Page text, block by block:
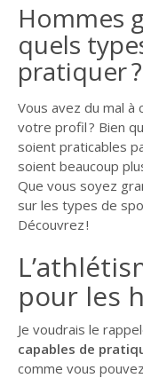
LA PREUVE PAR LE
PORTRAIT
PROUST, MACRON
ET LE BORDEL
DE BONNE HEURE,
JE ME SUIS COUCHÉ
POUR LONGTEMPS
JEAN ADLOFF, UN
LASCAR AU CANADA
DÎNER) CHEZ…
INVENTER UN
PATELIN BRETON
LES
Hommes
quels
pratiquer ?
Vous avez du mal
votre profil ? Bien
soient praticables
soient beaucoup
Que vous soyez
sur les types de
Découvrez !
pour les
Je voudrais le
capables de
comme vous